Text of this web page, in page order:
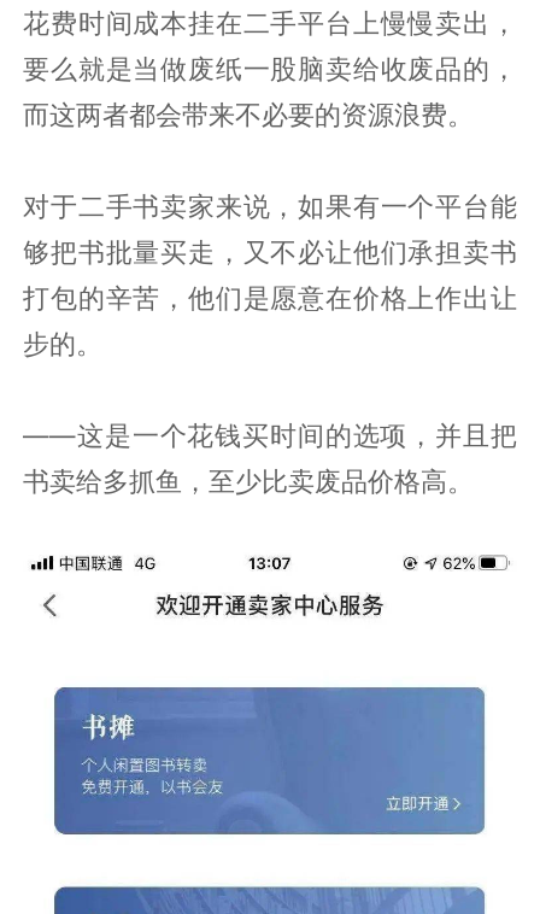
花费时间成本挂在二手平台上慢慢卖出，
要么就是当做废纸一股脑卖给收废品的，
而这两者都会带来不必要的资源浪费。
对于二手书卖家来说，如果有一个平台能
够把书批量买走，又不必让他们承担卖书
打包的辛苦，他们是愿意在价格上作出让
步的。
——这是一个花钱买时间的选项，并且把
书卖给多抓鱼，至少比卖废品价格高。